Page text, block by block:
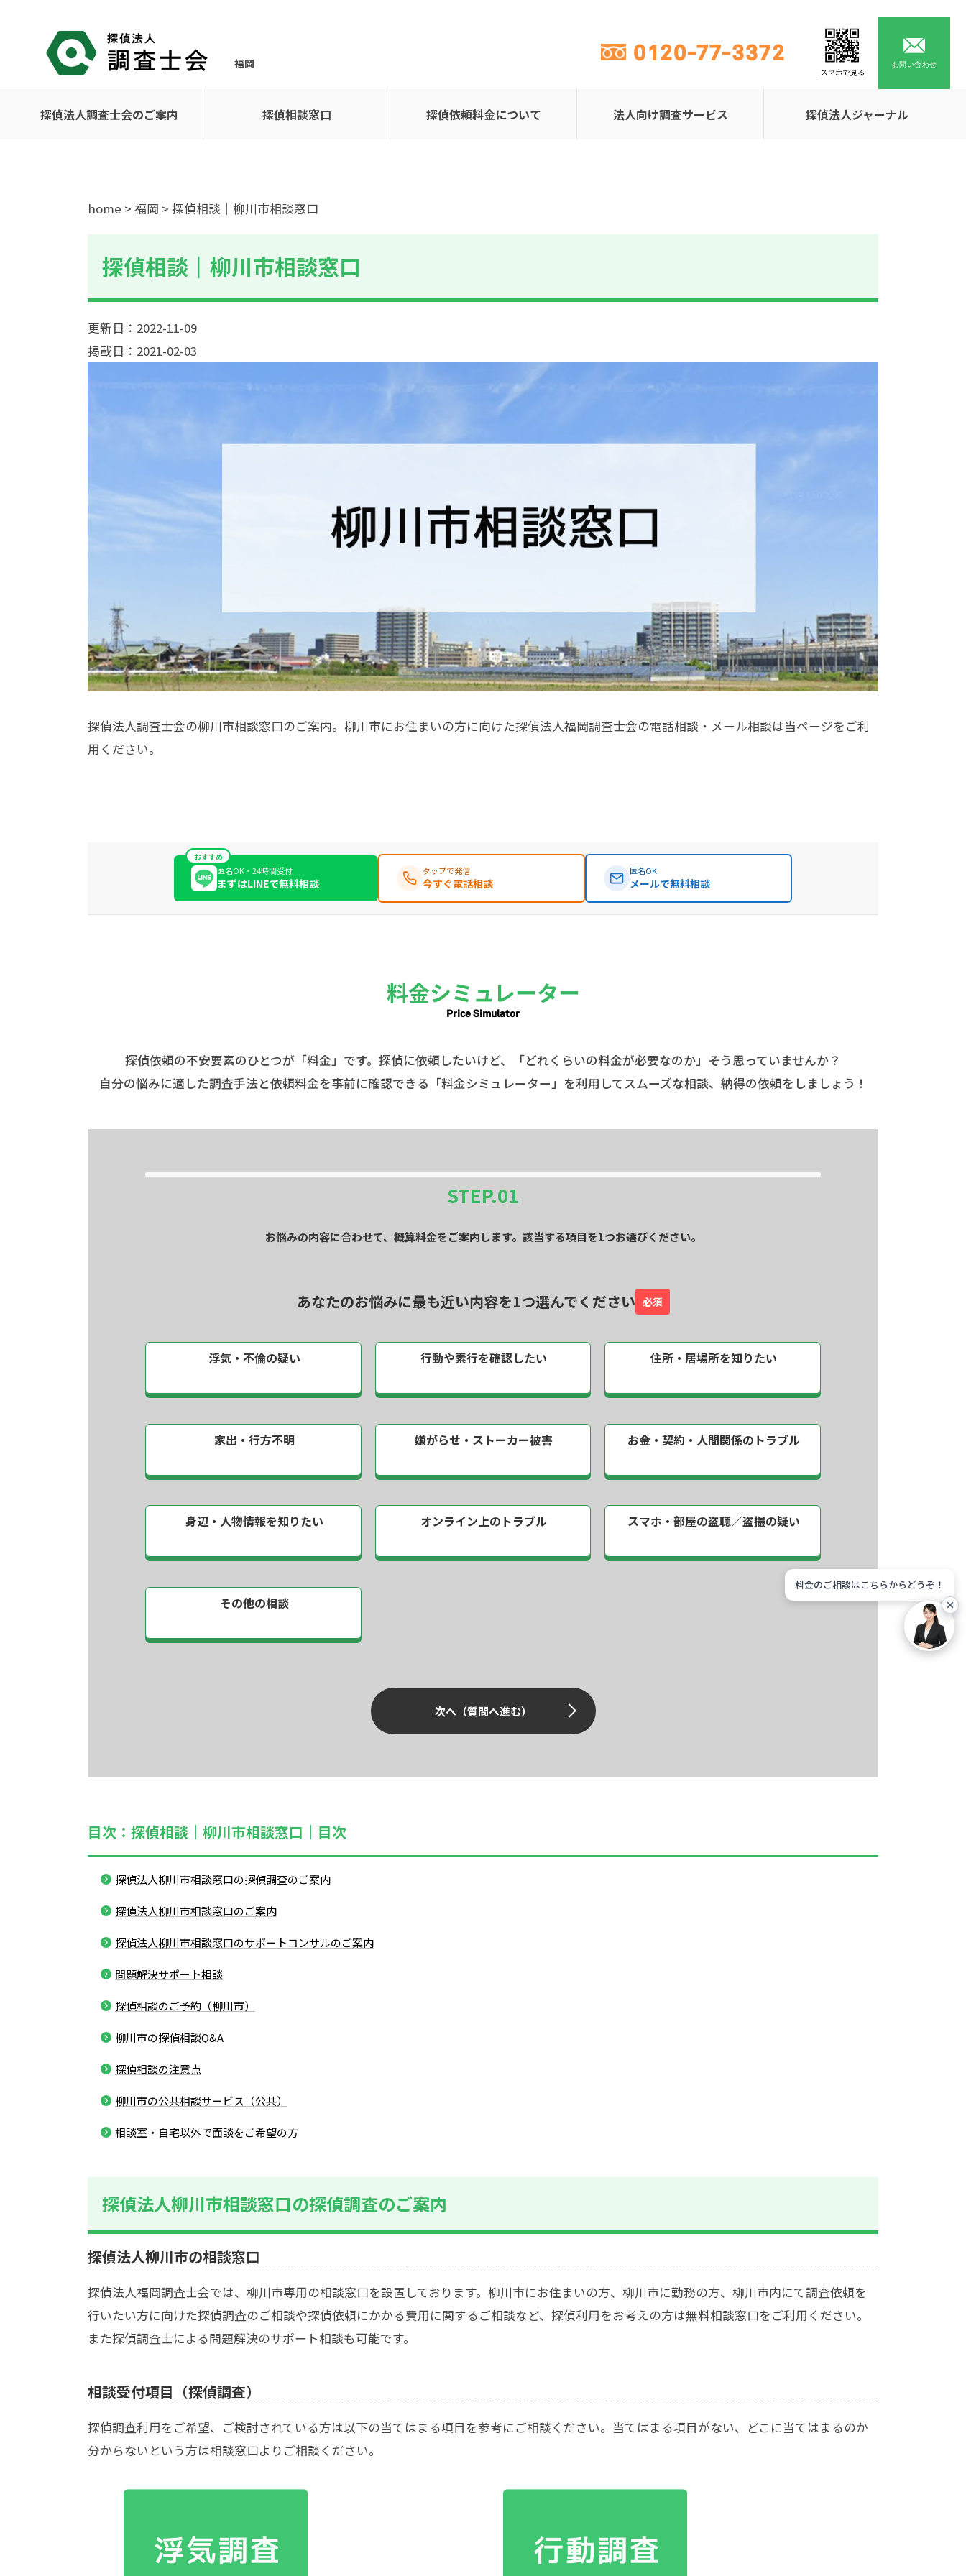
福岡 お問い合わせ
0120-77-3372
探偵法人調査士会のご案内 探偵相談窓口 探偵依頼料金について 法人向け調査サービス 探偵法人ジャーナル
home > 福岡 > 探偵相談｜柳川市相談窓口
探偵相談｜柳川市相談窓口
更新日：2022-11-09
掲載日：2021-02-03
探偵法人調査士会の柳川市相談窓口のご案内。柳川市にお住まいの方に向けた探偵法人福岡調査士会の電話相談・メール相談は当ページをご利
用ください。
おすすめ
匿名OK・24時間受付
まずはLINEで無料相談
タップで発信
今すぐ電話相談
匿名OK
メールで無料相談
料金シミュレーター
Price Simulator
探偵依頼の不安要素のひとつが「料金」です。探偵に依頼したいけど、「どれくらいの料金が必要なのか」そう思っていませんか？
自分の悩みに適した調査手法と依頼料金を事前に確認できる「料金シミュレーター」を利用してスムーズな相談、納得の依頼をしましょう！
STEP.01
お悩みの内容に合わせて、概算料金をご案内します。該当する項目を1つお選びください。
あなたのお悩みに最も近い内容を1つ選んでください 必須
浮気・不倫の疑い 行動や素行を確認したい 住所・居場所を知りたい
家出・行方不明 嫌がらせ・ ストーカー被害 お金・契約・ 人間関係のトラブル
身辺・人物情報を知りたい オンライン上の トラブル スマホ・部屋の盗聴／盗撮の疑い
その他の相談
次へ（質問へ進む）
目次：探偵相談｜柳川市相談窓口｜目次
探偵法人柳川市相談窓口の探偵調査のご案内
探偵法人柳川市相談窓口のご案内
探偵法人柳川市相談窓口のサポートコンサルのご案内
問題解決サポート相談
探偵相談のご予約（柳川市）
柳川市の探偵相談Q&A
探偵相談の注意点
柳川市の公共相談サービス（公共）
相談室・自宅以外で面談をご希望の方
探偵法人柳川市相談窓口の探偵調査のご案内
探偵法人柳川市の相談窓口
探偵法人福岡調査士会では、柳川市専用の相談窓口を設置しております。柳川市にお住まいの方、柳川市に勤務の方、柳川市内にて調査依頼を
行いたい方に向けた探偵調査のご相談や探偵依頼にかかる費用に関するご相談など、探偵利用をお考えの方は無料相談窓口をご利用ください。
また探偵調査士による問題解決のサポート相談も可能です。
相談受付項目（探偵調査）
探偵調査利用をご希望、ご検討されている方は以下の当てはまる項目を参考にご相談ください。当てはまる項目がない、どこに当てはまるのか
分からないという方は相談窓口よりご相談ください。
料金のご相談はこちらからどうぞ！